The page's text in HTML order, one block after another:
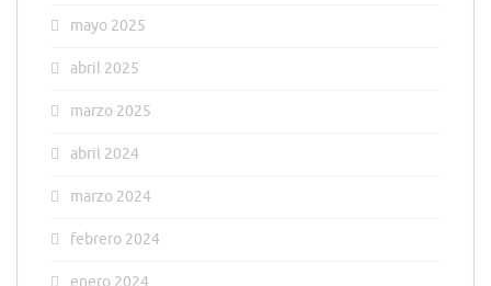
mayo 2025
abril 2025
marzo 2025
abril 2024
marzo 2024
febrero 2024
enero 2024